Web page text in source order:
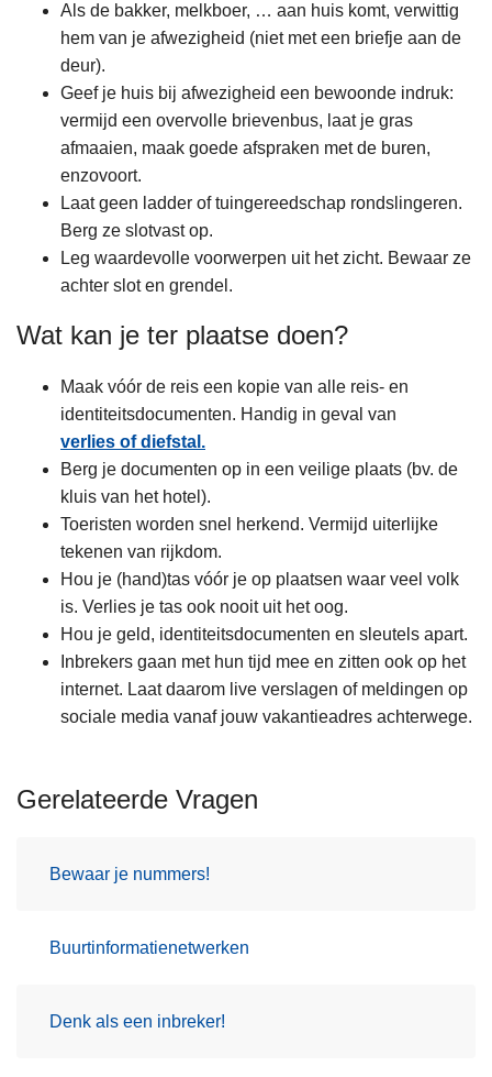
Als de bakker, melkboer, … aan huis komt, verwittig
hem van je afwezigheid (niet met een briefje aan de
deur).
Geef je huis bij afwezigheid een bewoonde indruk:
vermijd een overvolle brievenbus, laat je gras
afmaaien, maak goede afspraken met de buren,
enzovoort.
Laat geen ladder of tuingereedschap rondslingeren.
Berg ze slotvast op.
Leg waardevolle voorwerpen uit het zicht. Bewaar ze
achter slot en grendel.
Wat kan je ter plaatse doen?
Maak vóór de reis een kopie van alle reis- en
identiteitsdocumenten. Handig in geval van
verlies of diefstal.
Berg je documenten op in een veilige plaats (bv. de
kluis van het hotel).
Toeristen worden snel herkend. Vermijd uiterlijke
tekenen van rijkdom.
Hou je (hand)tas vóór je op plaatsen waar veel volk
is. Verlies je tas ook nooit uit het oog.
Hou je geld, identiteitsdocumenten en sleutels apart.
Inbrekers gaan met hun tijd mee en zitten ook op het
internet. Laat daarom live verslagen of meldingen op
sociale media vanaf jouw vakantieadres achterwege.
Gerelateerde Vragen
Bewaar je nummers!
Buurtinformatienetwerken
Denk als een inbreker!